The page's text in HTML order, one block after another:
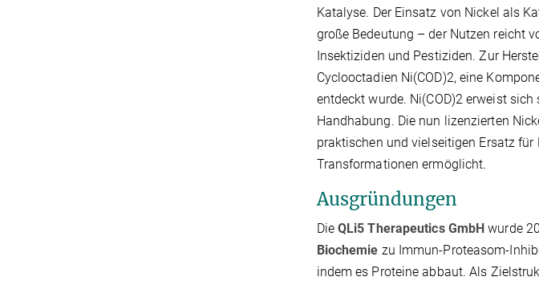
Katalyse. Der Einsatz von Nickel als
große Bedeutung – der Nutzen reicht
Insektiziden und Pestiziden. Zur
Cyclooctadien Ni(COD)2, eine
entdeckt wurde. Ni(COD)2 erweist
Handhabung. Die nun lizenzierten
praktischen und vielseitigen Ersatz
Transformationen ermöglicht.
Ausgründungen
Die QLi5 Therapeutics GmbH wurde
Biochemie zu Immun-Proteasom-
indem es Proteine abbaut. Als